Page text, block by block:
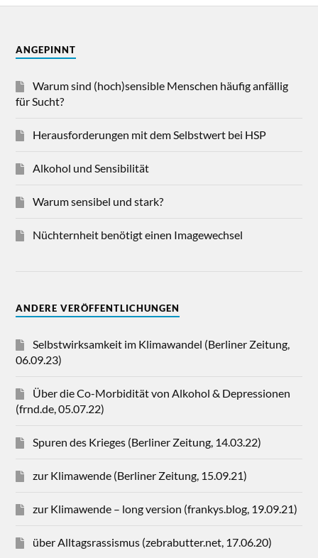
ANGEPINNT
Warum sind (hoch)sensible Menschen häufig anfällig
für Sucht?
Herausforderungen mit dem Selbstwert bei HSP
Alkohol und Sensibilität
Warum sensibel und stark?
Nüchternheit benötigt einen Imagewechsel
ANDERE VERÖFFENTLICHUNGEN
Selbstwirksamkeit im Klimawandel (Berliner Zeitung,
06.09.23)
Über die Co-Morbidität von Alkohol & Depressionen
(frnd.de, 05.07.22)
Spuren des Krieges (Berliner Zeitung, 14.03.22)
zur Klimawende (Berliner Zeitung, 15.09.21)
zur Klimawende – long version (frankys.blog, 19.09.21)
über Alltagsrassismus (zebrabutter.net, 17.06.20)